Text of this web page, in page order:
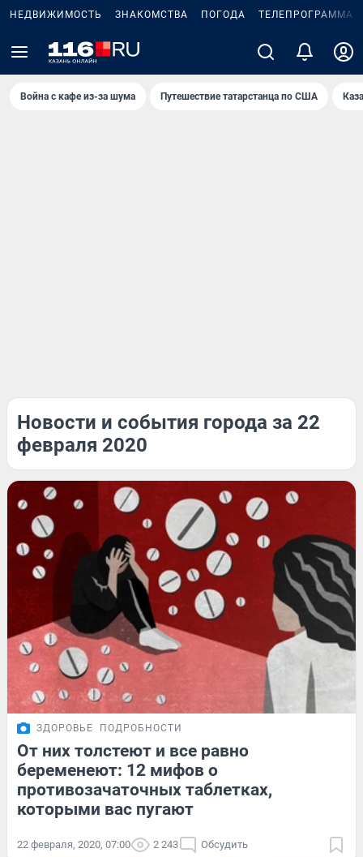
НЕДВИЖИМОСТЬ ЗНАКОМСТВА ПОГОДА ТЕЛЕПРОГРАММА
Война с кафе из-за шума Путешествие татарстанца по США
Новости и события города за 22
февраля 2020
ЗДОРОВЬЕ ПОДРОБНОСТИ
От них толстеют и все равно
беременеют: 12 мифов о
противозачаточных таблетках,
которыми вас пугают
22 февраля, 2020, 07:00 2 243 Обсудить